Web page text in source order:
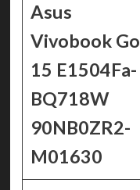
Asus
Vivobook Go
15 E1504Fa-
BQ718W
90NB0ZR2-
M01630